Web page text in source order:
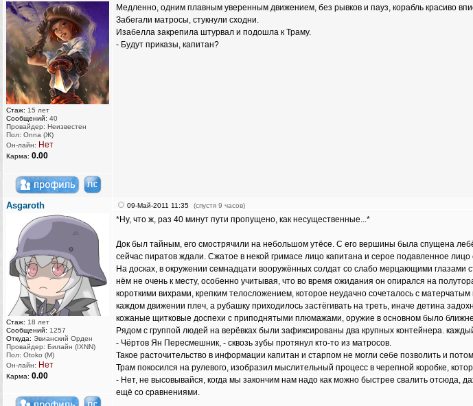
Стаж: 15 лет
Сообщений: 40
Провайдер: Неизвестен
Пол: Onna (Ж)
Он-лайн: Нет
Карма: 0.00
Медленно, одним плавным уверенным движением, без рывков и пауз, корабль красиво
Забегали матросы, стукнули сходни.
Изабелла закрепила штурвал и подошла к Траму.
- Будут приказы, капитан?
Asgaroth
Стаж: 18 лет
Сообщений: 1257
Откуда: Эвианский Орден
Провайдер: Билайн (IXNN)
Пол: Otoko (M)
Он-лайн: Нет
Карма: 0.00
09-Май-2011 11:35 (спустя 9 часов)
*Ну, что ж, раз 40 минут пути пропущено, как несущественные...*
Док был тайным, его смострячили на небольшом утёсе. С его вершины была спущена
сейчас пиратов ждали. Сжатое в некой гримасе лицо капитана и серое подавленное
На досках, в окружении семнадцати вооружённых солдат со слабо мерцающими глазами
нём не очень к месту, особенно учитывая, что во время ожидания он опирался на
короткими вихрами, крепким телосложением, которое неудачно сочеталось с
каждом движении плеч, а рубашку приходилось застёгивать на треть, иначе детина
кожаные щитковые доспехи с приподнятыми плюмажами, оружие в основном было
Рядом с группой людей на верёвках были зафиксированы два крупных контейнера.
- Чёртов Ян Пересмешник, - сквозь зубы протянул кто-то из матросов.
Такое расточительство в информации капитан и старпом не могли себе позволить и
Трам покосился на рулевого, изобразил мыслительный процесс в черепной коробке,
- Нет, не высовывайся, когда мы закончим нам надо как можно быстрее свалить
ещё со сравнениями.